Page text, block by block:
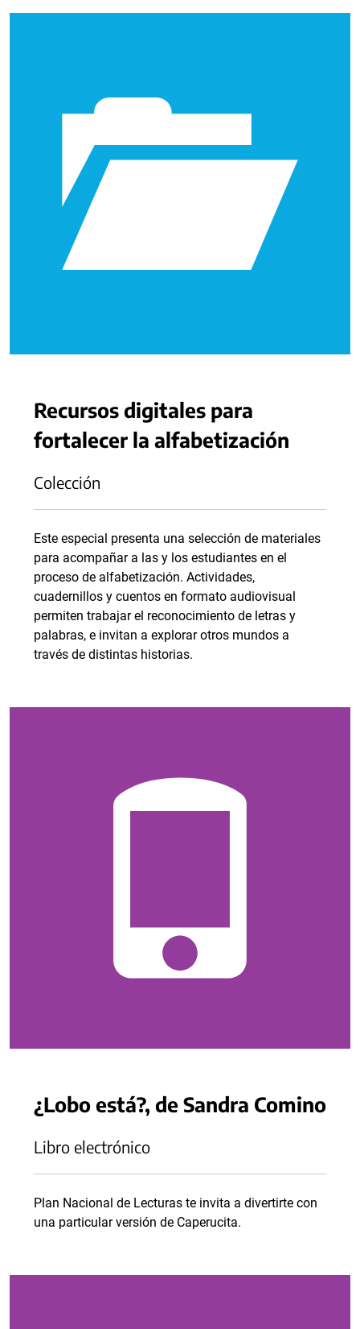
Recursos digitales para
fortalecer la alfabetización
Colección
Este especial presenta una selección de materiales
para acompañar a las y los estudiantes en el
proceso de alfabetización. Actividades,
cuadernillos y cuentos en formato audiovisual
permiten trabajar el reconocimiento de letras y
palabras, e invitan a explorar otros mundos a
través de distintas historias.
¿Lobo está?, de Sandra Comino
Libro electrónico
Plan Nacional de Lecturas te invita a divertirte con
una particular versión de Caperucita.